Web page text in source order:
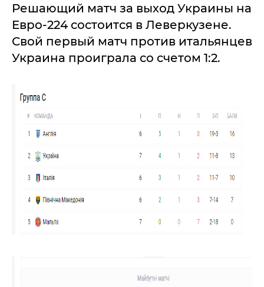
Решающий матч за выход Украины на
Евро-224 состоится в Леверкузене.
Свой первый матч против итальянцев
Украина проиграла со счетом 1:2.